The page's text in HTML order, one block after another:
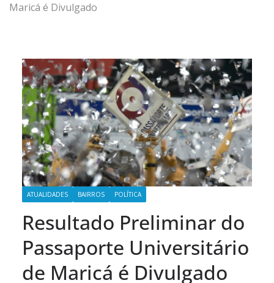
Maricá é Divulgado
ATUALIDADES BAIRROS POLÍTICA
Resultado Preliminar do
Passaporte Universitário
de Maricá é Divulgado